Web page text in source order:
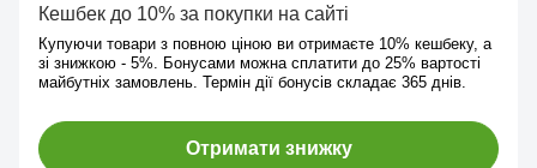
Кешбек до 10% за покупки на сайті
Купуючи товари з повною ціною ви отримаєте 10% кешбеку, а
зі знижкою - 5%. Бонусами можна сплатити до 25% вартості
майбутніх замовлень. Термін дії бонусів складає 365 днів.
Отримати знижку